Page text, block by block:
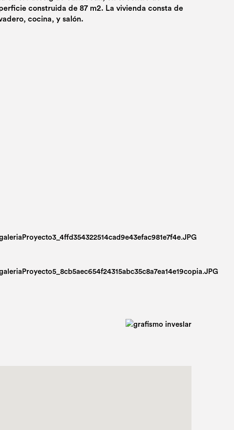
construida de 87 m2. La vivienda consta de
cocina, y salón.